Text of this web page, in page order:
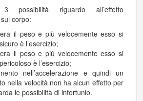
possibilità riguardo all’effetto
corpo:
il peso e più velocemente esso si
è l’esercizio;
il peso e più velocemente esso si
è l’esercizio;
nell’accelerazione e quindi un
nella velocità non ha alcun effetto per
le possibilità di infortunio.